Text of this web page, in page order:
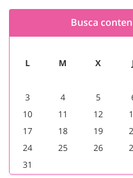
Busca
L M X
3
4 5
10
11 12
17
18 19
24
25 26
31